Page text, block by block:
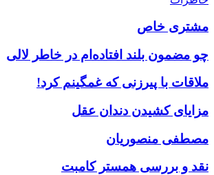
مشتری خاص
چو مضمون بلند افتاده‌ام در خاطر لالی
ملاقات با پیرزنی که غمگینم کرد!
مزایای کشیدن دندان عقل
مصطفی منصوریان
نقد و بررسی همستر کامبت